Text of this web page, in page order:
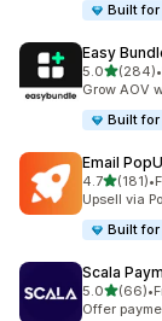
Built
Easy
5.0별 5개 중
(284)
총 리뷰 284 •
Grow AOV
Built
Email
4.7별 5개 중
(181)
총 리뷰 181개
•
Upsell via
Built
Scala
5.0별 5개 중
(66)
총 리뷰 66개
•
Offer